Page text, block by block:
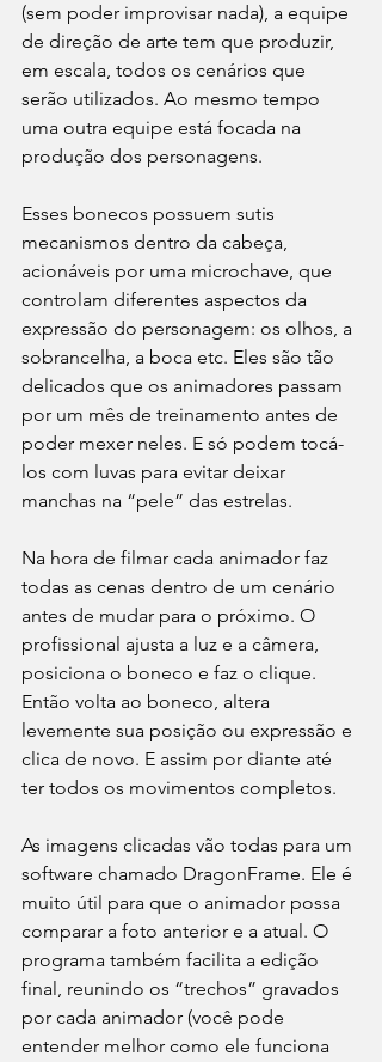
(sem poder improvisar nada), a equipe
de direção de arte tem que produzir,
em escala, todos os cenários que
serão utilizados. Ao mesmo tempo
uma outra equipe está focada na
produção dos personagens.
Esses bonecos possuem sutis
mecanismos dentro da cabeça,
acionáveis por uma microchave, que
controlam diferentes aspectos da
expressão do personagem: os olhos, a
sobrancelha, a boca etc. Eles são tão
delicados que os animadores passam
por um mês de treinamento antes de
poder mexer neles. E só podem tocá-
los com luvas para evitar deixar
manchas na “pele” das estrelas.
Na hora de filmar cada animador faz
todas as cenas dentro de um cenário
antes de mudar para o próximo. O
profissional ajusta a luz e a câmera,
posiciona o boneco e faz o clique.
Então volta ao boneco, altera
levemente sua posição ou expressão e
clica de novo. E assim por diante até
ter todos os movimentos completos.
As imagens clicadas vão todas para um
software chamado DragonFrame. Ele é
muito útil para que o animador possa
comparar a foto anterior e a atual. O
programa também facilita a edição
final, reunindo os “trechos” gravados
por cada animador (você pode
entender melhor como ele funciona